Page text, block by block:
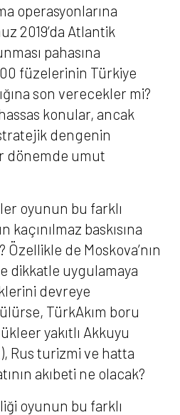
operasyonlarına
2019’da Atlantik
pahasına
füzelerinin Türkiye
son verecekler mi?
konular, ancak
dengenin
dönemde umut
oyunun bu farklı
kaçınılmaz baskısına
de Moskova’nın
dikkatle uygulamaya
devreye
TürkAkım boru
yakıtlı Akkuyu
Rus turizmi ve hatta
akıbeti ne olacak?
oyunun bu farklı